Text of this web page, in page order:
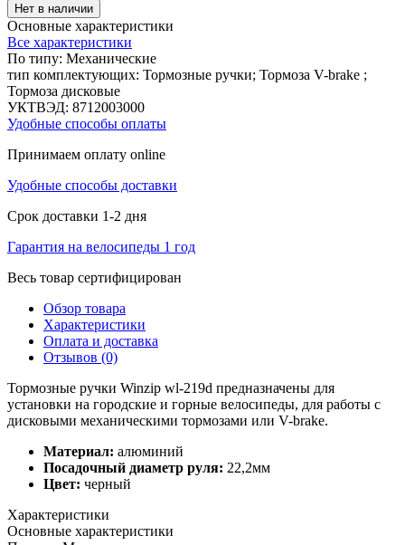
Нет в наличии
Основные характеристики
Все характеристики
По типу: Механические
тип комплектующих: Тормозные ручки; Тормоза V-brake ;
Тормоза дисковые
УКТВЭД: 8712003000
Удобные способы оплаты
Принимаем оплату online
Удобные способы доставки
Срок доставки 1-2 дня
Гарантия на велосипеды 1 год
Весь товар сертифицирован
Обзор товара
Характеристики
Оплата и доставка
Отзывов (0)
Тормозные ручки Winzip wl-219d предназначены для
установки на городские и горные велосипеды, для работы с
дисковыми механическими тормозами или V-brake.
Материал: алюминий
Посадочный диаметр руля: 22,2мм
Цвет: черный
Характеристики
Основные характеристики